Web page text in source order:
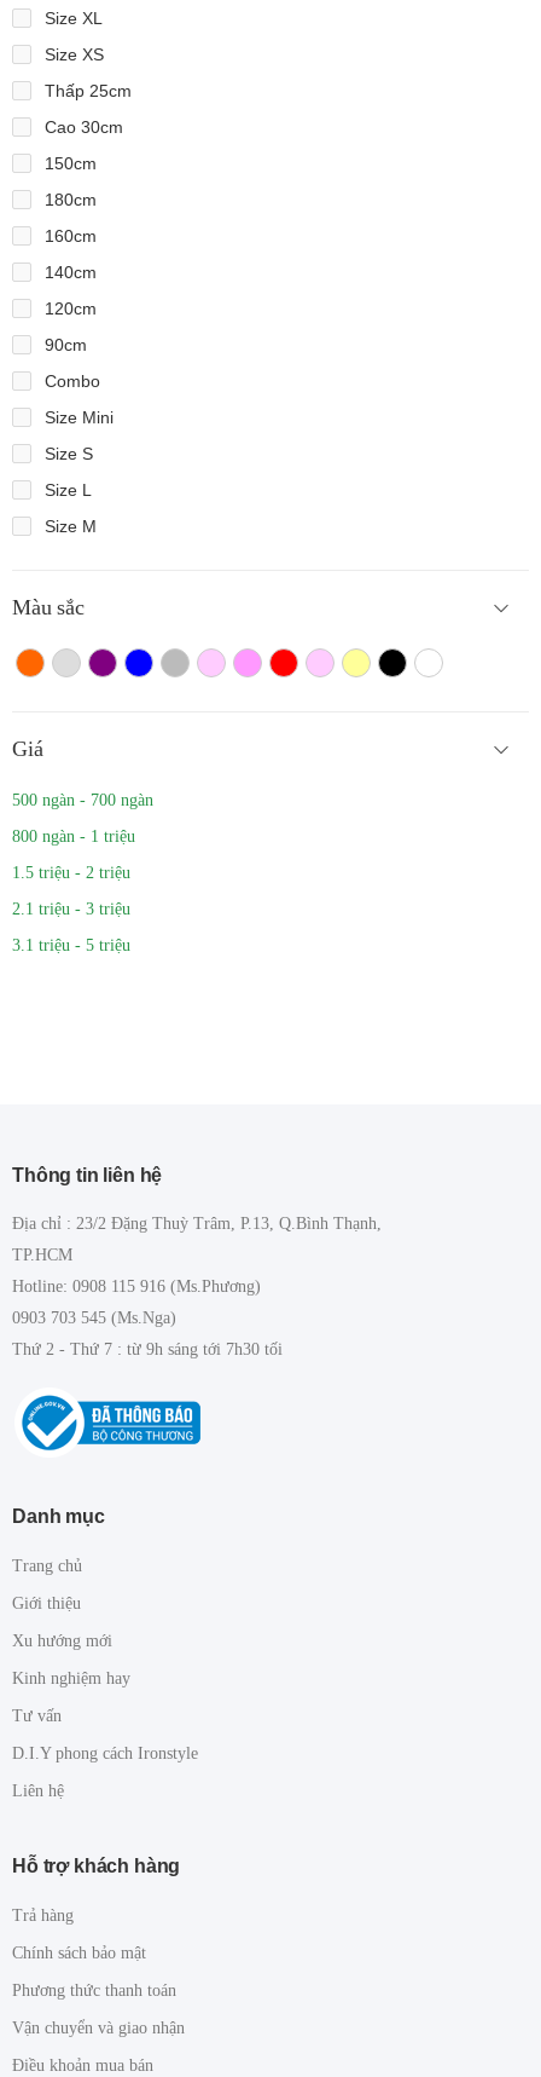
Size XL
Size XS
Thấp 25cm
Cao 30cm
150cm
180cm
160cm
140cm
120cm
90cm
Combo
Size Mini
Size S
Size L
Size M
Màu sắc
Màu camTrắng màu
Tím XanhXám Hồng nhạtHồng đậm
Đỏ HồngVàngMàu đenTrắng
Giá
500 ngàn - 700 ngàn
800 ngàn - 1 triệu
1.5 triệu - 2 triệu
2.1 triệu - 3 triệu
3.1 triệu - 5 triệu
Thông tin liên hệ
Địa chỉ : 23/2 Đặng Thuỳ Trâm, P.13, Q.Bình Thạnh,
TP.HCM
Hotline: 0908 115 916 (Ms.Phương)
0903 703 545 (Ms.Nga)
Thứ 2 - Thứ 7 : từ 9h sáng tới 7h30 tối
Danh mục
Trang chủ
Giới thiệu
Xu hướng mới
Kinh nghiệm hay
Tư vấn
D.I.Y phong cách Ironstyle
Liên hệ
Hỗ trợ khách hàng
Trả hàng
Chính sách bảo mật
Phương thức thanh toán
Vận chuyển và giao nhận
Điều khoản mua bán